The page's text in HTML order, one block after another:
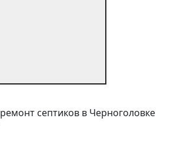
септиков в Черноголовке